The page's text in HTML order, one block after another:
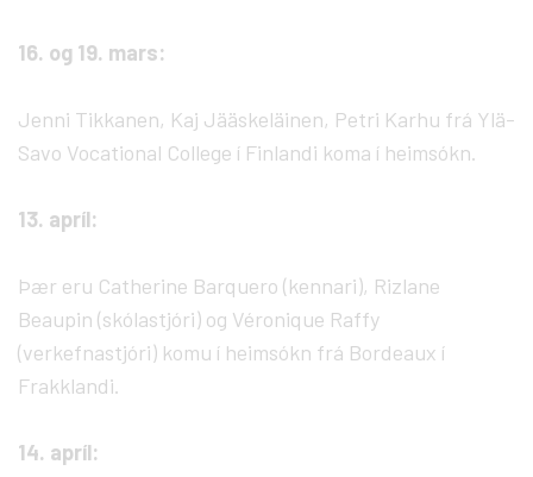
16. og 19. mars:
Jenni Tikkanen, Kaj Jääskeläinen, Petri Karhu frá Ylä-
Savo Vocational College í Finlandi koma í heimsókn.
13. apríl:
Þær eru Catherine Barquero (kennari), Rizlane
Beaupin (skólastjóri) og Véronique Raffy
(verkefnastjóri) komu í heimsókn frá Bordeaux í
Frakklandi.
14. apríl: